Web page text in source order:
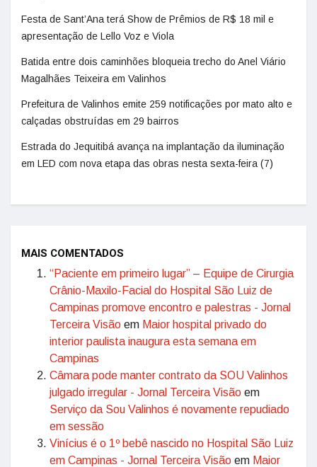
Festa de Sant’Ana terá Show de Prêmios de R$ 18 mil e
apresentação de Lello Voz e Viola
Batida entre dois caminhões bloqueia trecho do Anel Viário
Magalhães Teixeira em Valinhos
Prefeitura de Valinhos emite 259 notificações por mato alto e
calçadas obstruídas em 29 bairros
Estrada do Jequitibá avança na implantação da iluminação
em LED com nova etapa das obras nesta sexta-feira (7)
MAIS COMENTADOS
“Paciente em primeiro lugar” – Equipe de Cirurgia
Crânio-Maxilo-Facial do Hospital São Luiz de
Campinas promove encontro e palestras - Jornal
Terceira Visão em Maior hospital privado do
interior paulista inaugura esta semana em
Campinas
Câmara pode manter contrato da SOU Valinhos
julgado irregular - Jornal Terceira Visão em
Serviço da Sou Valinhos é novamente repudiado
em sessão
Vinícius é o 1º bebê nascido no Hospital São Luiz
em Campinas - Jornal Terceira Visão em Maior